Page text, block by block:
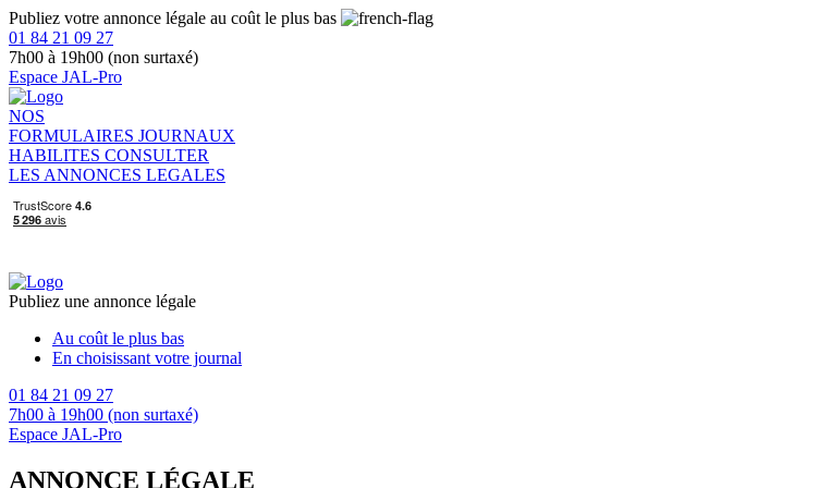
Publiez votre annonce légale au coût le plus bas
01 84 21 09 27
7h00 à 19h00 (non surtaxé)
Espace JAL-Pro
NOS
FORMULAIRES JOURNAUX
HABILITES CONSULTER
LES ANNONCES LEGALES
Publiez une annonce légale
Au coût le plus bas
En choisissant votre journal
01 84 21 09 27
7h00 à 19h00 (non surtaxé)
Espace JAL-Pro
ANNONCE LÉGALE